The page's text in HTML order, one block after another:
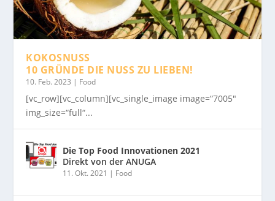
KOKOSNUSS
10 GRÜNDE DIE NUSS ZU LIEBEN!
10. Feb. 2023 | Food
[vc_row][vc_column][vc_single_image image=“7005″
img_size=“full“...
Die Top Food Innovationen 2021
Direkt von der ANUGA
11. Okt. 2021 | Food